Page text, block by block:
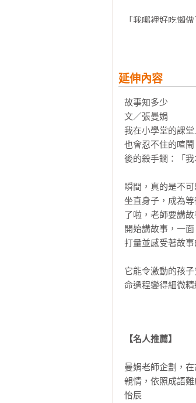
浮誇而淺薄，於
「我哪裡好吃懶
「你們就別鬧了
「我說師父啊，
老孫早就約了幾
「就算不讀經書
小師弟沙悟淨感
大師兄搔搔頭，
「那是他不注意身
「怎麼能這麼說
需要我們的幫忙
大師兄瞪大眼睛
「我……也約了新
「你這個豬頭！看
延伸內容
故事知多少
文／張曼娟
我在小學堂的課
也會忍不住的喧
後的殺手鐧：「
瞬間，真的是不
坐直身子，成為
了啦，老師要講
開始講故事，一面
打量並感受著故事
它能令激動的孩
命過程變得細微
自從成立了【張
角度詮釋，獲得
上了哪吒和花蕊
【名人推薦】
曼娟老師企劃，
親情，依照成語
怡辰